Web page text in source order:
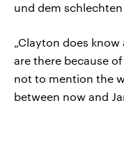
und dem
„Clayton does
are there because
not to mention the
between now and